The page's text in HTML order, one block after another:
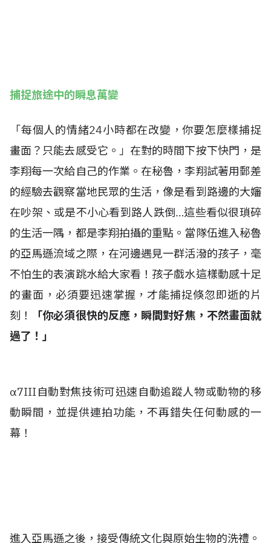
捕捉旅途中的瞬息萬變
「每個人的情緒24小時都在改變，你要怎麼樣捕捉
畫面？只能去感受它。」在對的時間下按下快門，是
李翔每一次給自己的作業。在秘魯，李翔試著用郵差
的經驗去觀察當地民眾的生活，像是看到路邊的大嬸
在吵架、或是不小心看到路人跌倒…這些看似很瑣碎
的生活一隅，都是李翔拍攝的重點。當隊伍進入秘魯
的亞馬遜流域之際，在河邊遇見一群活潑的孩子，毫
不怕生的表演跳水給大家看！孩子戲水這樣動感十足
的畫面，必須要迅速掌握，才能捕捉倏忽即逝的片
刻！
「你必須很快的反應，瞬間對好焦，不然畫面就
過了！」
α7III自動對焦技術可迅速自動追蹤人物或動物的移
動瞬間，並提供連拍功能，不再錯失任何動感的一
幕！
進入亞馬遜之後，接受傳統文化與原始生物的洗禮。